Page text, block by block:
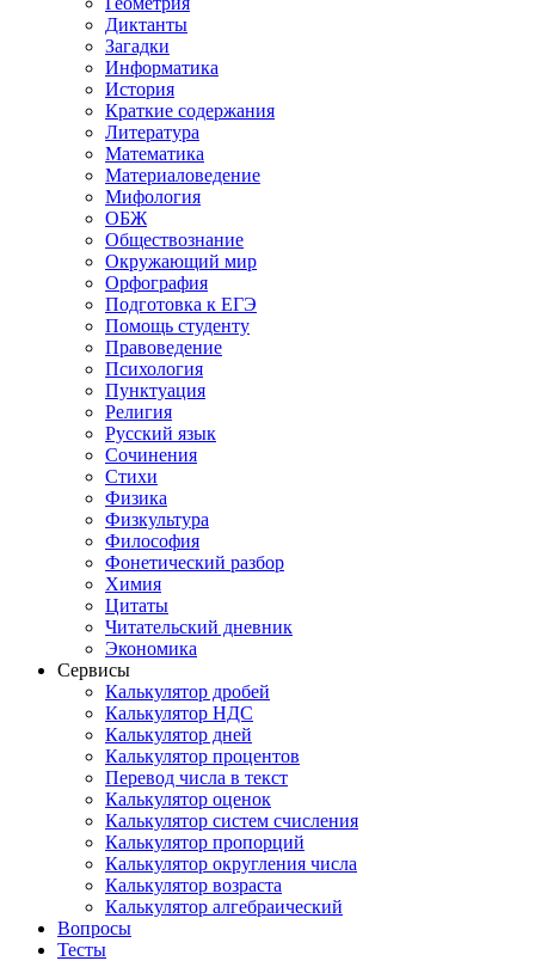
Диктанты
Загадки
Информатика
История
Краткие содержания
Литература
Математика
Материаловедение
Мифология
ОБЖ
Обществознание
Окружающий мир
Орфография
Подготовка к ЕГЭ
Помощь студенту
Правоведение
Психология
Пунктуация
Религия
Русский язык
Сочинения
Стихи
Физика
Физкультура
Философия
Фонетический разбор
Химия
Цитаты
Читательский дневник
Экономика
Сервисы
Калькулятор дробей
Калькулятор НДС
Калькулятор дней
Калькулятор процентов
Перевод числа в текст
Калькулятор оценок
Калькулятор систем счисления
Калькулятор пропорций
Калькулятор округления числа
Калькулятор возраста
Калькулятор алгебраический
Вопросы
Тесты